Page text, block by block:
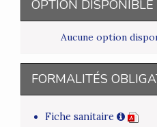
OPTION DISPONIBLE
Aucune option
FORMALITÉS
Fiche sanitaire